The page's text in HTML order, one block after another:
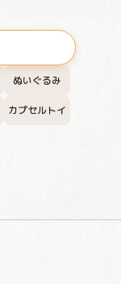
ぬいぐるみ
カプセルトイ